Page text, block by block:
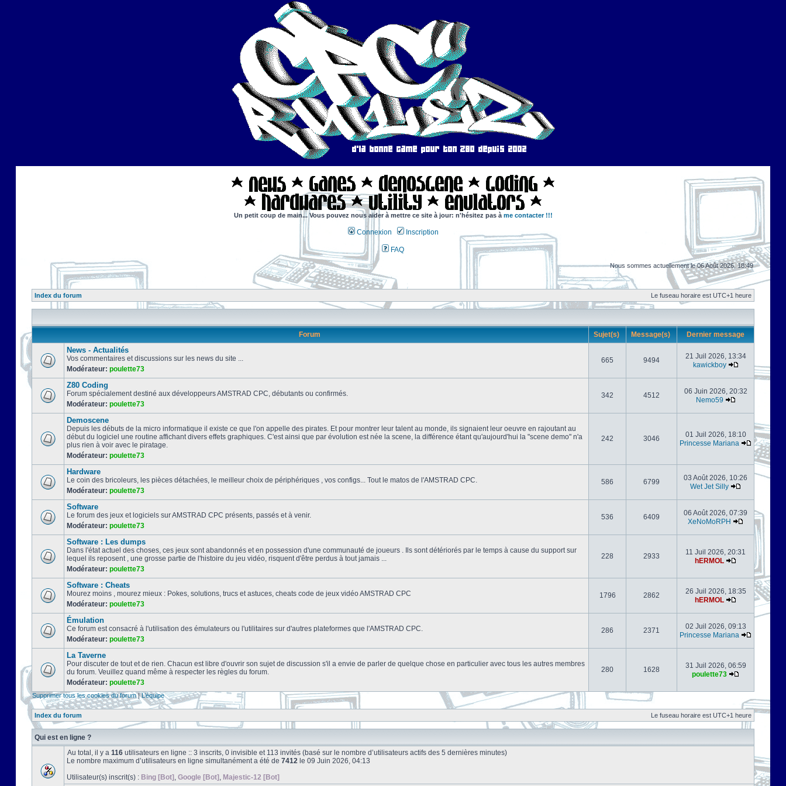
Un petit coup de main... Vous pouvez nous aider à mettre ce site à jour: n'hésitez pas à me contacter !!!
Connexion Inscription
FAQ
Nous sommes actuellement le 06 Août 2026, 18:49
Index du forum Le fuseau horaire est UTC+1 heure
Forum Sujet(s) Message(s) Dernier message
News - Actualités
Vos commentaires et discussions sur les news du site ...
Modérateur: poulette73
665 9494
21 Juil 2026, 13:34
kawickboy
Z80 Coding
Forum spécialement destiné aux développeurs AMSTRAD CPC, débutants ou confirmés.
Modérateur: poulette73
342 4512
06 Juin 2026, 20:32
Nemo59
Demoscene
Depuis les débuts de la micro informatique il existe ce que l'on appelle des pirates. Et pour montrer leur talent au monde, ils signaient leur oeuvre en rajoutant au
début du logiciel une routine affichant divers effets graphiques. C'est ainsi que par évolution est née la scene, la différence étant qu'aujourd'hui la "scene demo" n'a
plus rien à voir avec le piratage.
Modérateur: poulette73
242 3046
01 Juil 2026, 18:10
Princesse Mariana
Hardware
Le coin des bricoleurs, les pièces détachées, le meilleur choix de périphériques , vos configs... Tout le matos de l'AMSTRAD CPC.
Modérateur: poulette73
586 6799
03 Août 2026, 10:26
Wet Jet Silly
Software
Le forum des jeux et logiciels sur AMSTRAD CPC présents, passés et à venir.
Modérateur: poulette73
536 6409
06 Août 2026, 07:39
XeNoMoRPH
Software : Les dumps
Dans l'état actuel des choses, ces jeux sont abandonnés et en possession d'une communauté de joueurs . Ils sont détériorés par le temps à cause du support sur
lequel ils reposent , une grosse partie de l'histoire du jeu vidéo, risquent d'être perdus à tout jamais ...
Modérateur: poulette73
228 2933
11 Juil 2026, 20:31
hERMOL
Software : Cheats
Mourez moins , mourez mieux : Pokes, solutions, trucs et astuces, cheats code de jeux vidéo AMSTRAD CPC
Modérateur: poulette73
1796 2862
26 Juil 2026, 18:35
hERMOL
Émulation
Ce forum est consacré à l'utilisation des émulateurs ou l'utilitaires sur d'autres plateformes que l'AMSTRAD CPC.
Modérateur: poulette73
286 2371
02 Juil 2026, 09:13
Princesse Mariana
La Taverne
Pour discuter de tout et de rien. Chacun est libre d'ouvrir son sujet de discussion s'il a envie de parler de quelque chose en particulier avec tous les autres membres
du forum. Veuillez quand même à respecter les règles du forum.
Modérateur: poulette73
280 1628
31 Juil 2026, 06:59
poulette73
Supprimer tous les cookies du forum|L’équipe
Index du forum Le fuseau horaire est UTC+1 heure
Qui est en ligne ?
Au total, il y a 116 utilisateurs en ligne :: 3 inscrits, 0 invisible et 113 invités (basé sur le nombre d’utilisateurs actifs des 5 dernières minutes)
Le nombre maximum d’utilisateurs en ligne simultanément a été de 7412 le 09 Juin 2026, 04:13
Utilisateur(s) inscrit(s) : Bing [Bot] , Google [Bot] , Majestic-12 [Bot]